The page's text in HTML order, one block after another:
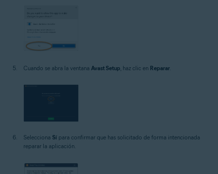
Cuando se abra la ventana Avast Setup, haz clic en Reparar.
Selecciona Sí para confirmar que has solicitado de forma intencionada
reparar la aplicación.